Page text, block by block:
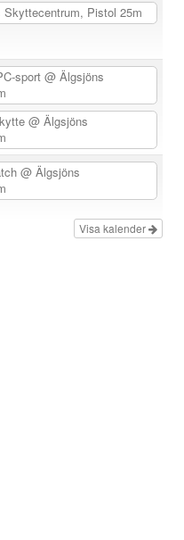
Skyttecentrum, Pistol 25m
sport @ Älgsjöns
@ Älgsjöns
@ Älgsjöns
Visa kalender